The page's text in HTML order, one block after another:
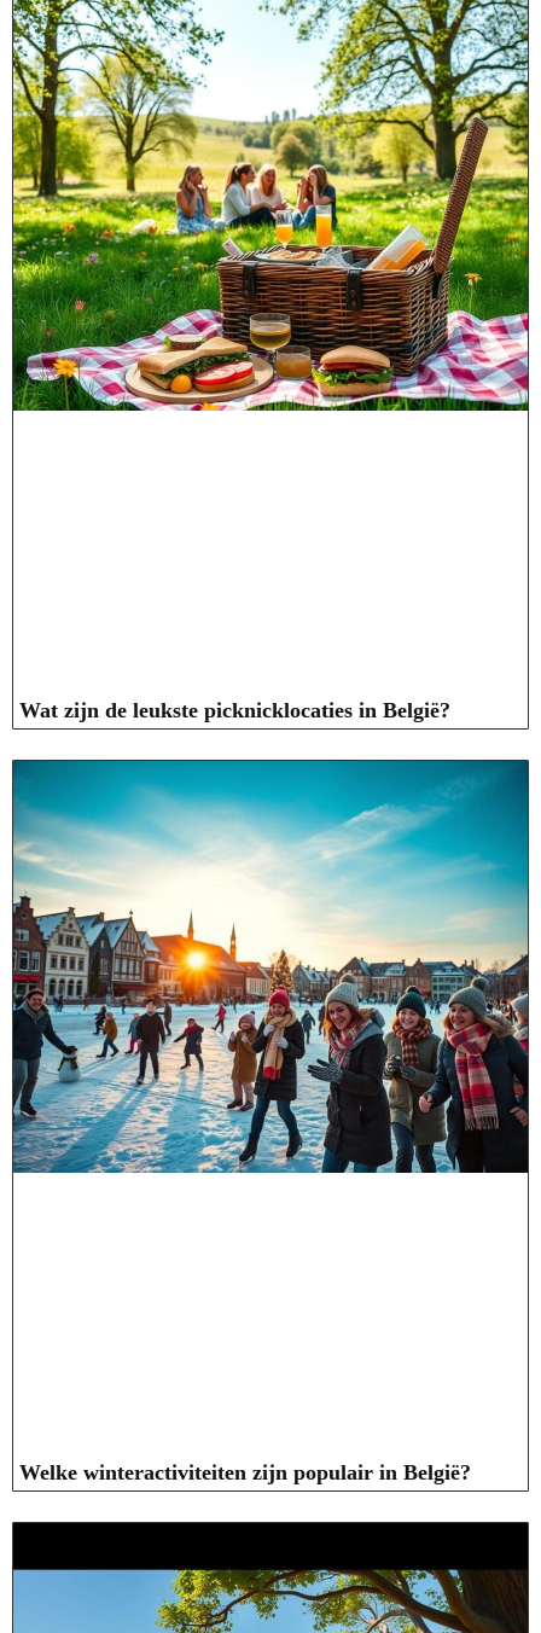
Wat zijn de leukste picknicklocaties in België?
Welke winteractiviteiten zijn populair in België?